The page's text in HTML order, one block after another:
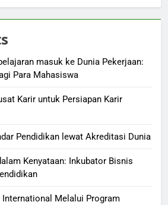
masuk ke Dunia Pekerjaan:
Para Mahasiswa
Karir untuk Persiapan Karir
Pendidikan lewat Akreditasi Dunia
Kenyataan: Inkubator Bisnis
Melalui Program